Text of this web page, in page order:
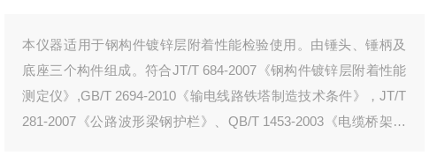
本仪器适用于钢构件镀锌层附着性能检验使用。由锤头、锤柄及
底座三个构件组成。符合JT/T 684-2007《钢构件镀锌层附着性能
测定仪》,GB/T 2694-2010《输电线路铁塔制造技术条件》，JT/T
281-2007《公路波形梁钢护栏》、QB/T 1453-2003《电缆桥架》